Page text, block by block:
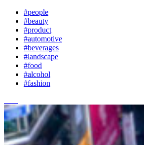
#people
#beauty
#product
#automotive
#beverages
#landscape
#food
#alcohol
#fashion